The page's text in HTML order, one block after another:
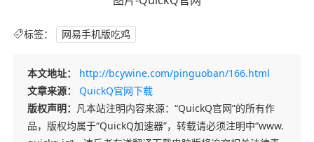
标签： 网易手机版吃鸡
本文地址：
http://bcywine.com/pinguoban/166.html
文章来源：
QuickQ官网下载
版权声明： 凡本站注明内容来源：“QuickQ官网”的所有作
品，版权均属于“QuickQ加速器”，转载请必须注明中“www.